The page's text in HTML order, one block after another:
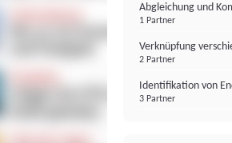
Abgleichung und
1 Partner
Verknüpfung
2 Partner
Identifikation von
3 Partner